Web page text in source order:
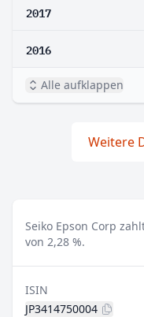
2017
2016
Alle aufklappen
Weitere
Seiko Epson Corp
von 2,28 %.
ISIN
JP3414750004